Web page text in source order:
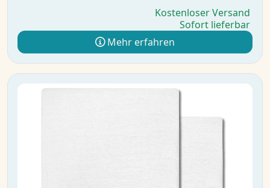
Kostenloser Versand
Sofort lieferbar
Mehr erfahren